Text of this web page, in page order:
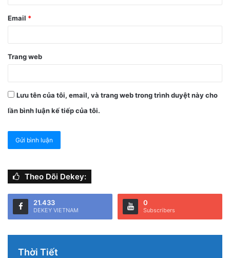
Email *
Trang web
Lưu tên của tôi, email, và trang web trong trình duyệt này cho
lần bình luận kế tiếp của tôi.
Theo Dõi Dekey:
21.433
DEKEY VIETNAM
0
Subscribers
Thời Tiết